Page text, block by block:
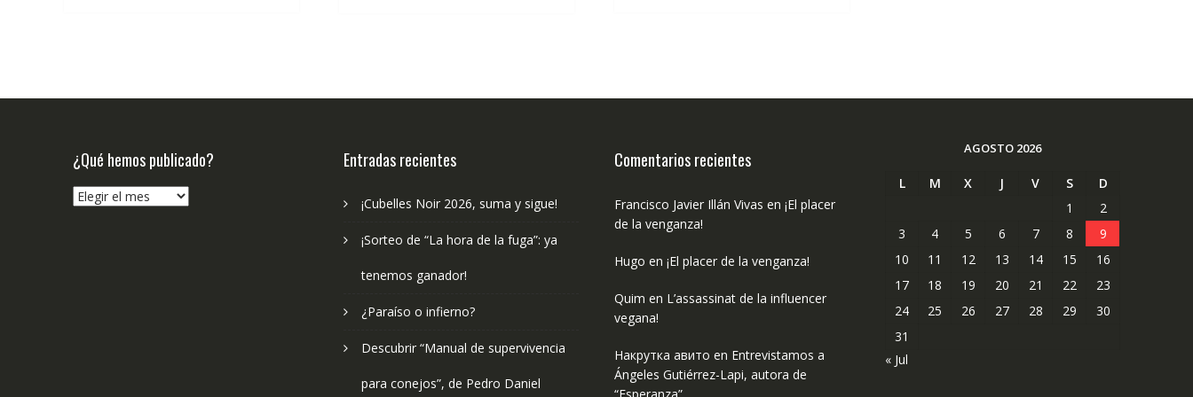
¿Qué hemos publicado?
¿Qué
Entradas recientes
¡Cubelles Noir 2026, suma y sigue!
¡Sorteo de “La hora de la fuga”: ya
tenemos ganador!
¿Paraíso o infierno?
Descubrir “Manual de supervivencia
para conejos”, de Pedro Daniel
Comentarios recientes
Francisco Javier Illán Vivas en ¡El placer
de la venganza!
Hugo en ¡El placer de la venganza!
Quim en L’assassinat de la influencer
vegana!
Накрутка авито en Entrevistamos a
Ángeles Gutiérrez-Lapi, autora de
AGOSTO 2026
L M X J V S
D
1
2
3
4 5 6 7 8
9
10
11 12 13 14 15
16
17
18 19 20 21 22
23
24
25 26 27 28 29
30
31
« Jul